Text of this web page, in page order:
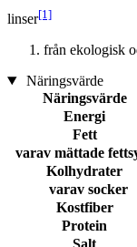
linser[1]
från ekologisk
Näringsvärde
Näringsvärde
Energi
Fett
varav mättade
Kolhydrater
varav socker
Kostfiber
Protein
Salt